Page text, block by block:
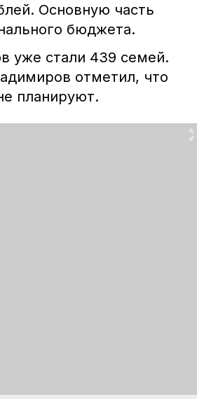
Основную часть
бюджета.
уже стали 439 семей.
отметил, что
планируют.